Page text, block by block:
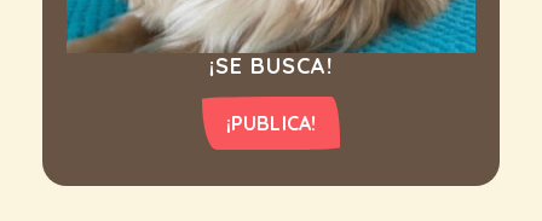
¡SE BUSCA!
¡PUBLICA!